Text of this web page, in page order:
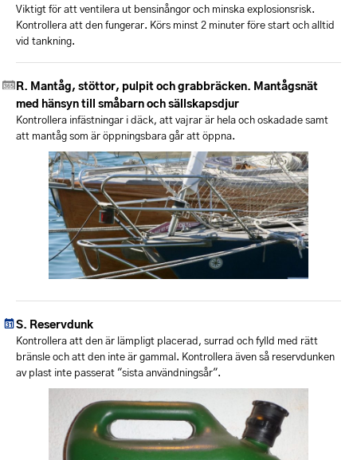
Viktigt för att ventilera ut bensinångor och minska explosionsrisk.
Kontrollera att den fungerar. Körs minst 2 minuter före start och alltid
vid tankning.
Mantåg, stöttor, pulpit och grabbräcken. Mantågsnät
med hänsyn till småbarn och sällskapsdjur
Kontrollera infästningar i däck, att vajrar är hela och oskadade samt
att mantåg som är öppningsbara går att öppna.
Reservdunk
Kontrollera att den är lämpligt placerad, surrad och fylld med rätt
bränsle och att den inte är gammal. Kontrollera även så reservdunken
av plast inte passerat "sista användningsår".